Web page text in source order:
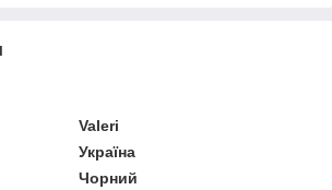
Valeri
Україна
Чорний